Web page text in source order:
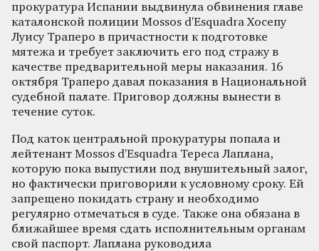
прокуратура Испании выдвинула обвинения главе
каталонской полиции Mossos d'Esquadra Хосепу
Луису Траперо в причастности к подготовке
мятежа и требует заключить его под стражу в
качестве предварительной меры наказания. 16
октября Траперо давал показания в Национальной
судебной палате. Приговор должны вынести в
течение суток.
Под каток центральной прокуратуры попала и
лейтенант Mossos d'Esquadra Тереса Лаплана,
которую пока выпустили под внушительный залог,
но фактически приговорили к условному сроку. Ей
запрещено покидать страну и необходимо
регулярно отмечаться в суде. Также она обязана в
ближайшее время сдать исполнительным органам
свой паспорт. Лаплана руководила